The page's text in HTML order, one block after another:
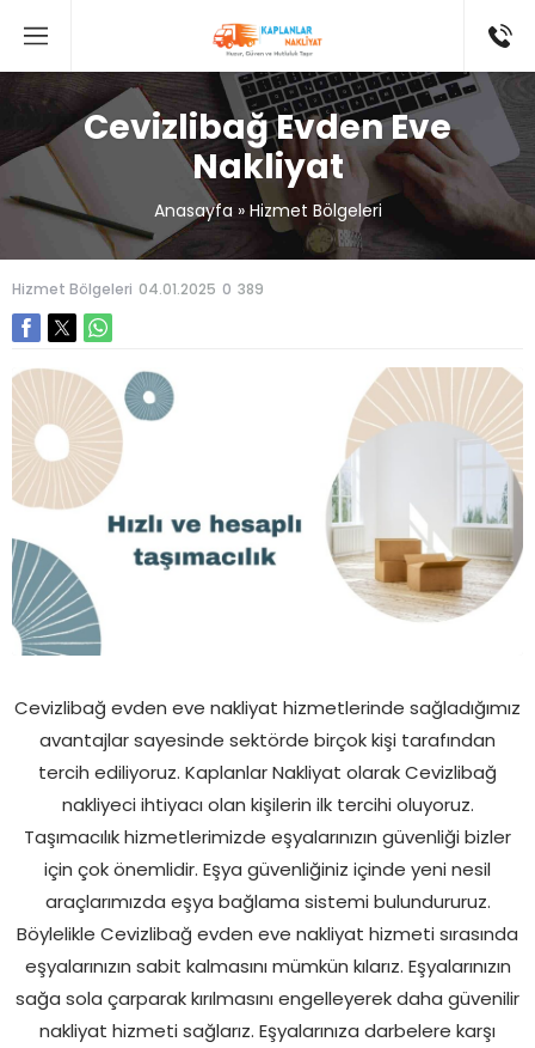
Cevizlibağ Evden Eve
Nakliyat
Anasayfa» Hizmet Bölgeleri
Hizmet Bölgeleri 04.01.2025 0 389
Cevizlibağ evden eve nakliyat hizmetlerinde sağladığımız
avantajlar sayesinde sektörde birçok kişi tarafından
tercih ediliyoruz. Kaplanlar Nakliyat olarak Cevizlibağ
nakliyeci ihtiyacı olan kişilerin ilk tercihi oluyoruz.
Taşımacılık hizmetlerimizde eşyalarınızın güvenliği bizler
için çok önemlidir. Eşya güvenliğiniz içinde yeni nesil
araçlarımızda eşya bağlama sistemi bulundururuz.
Böylelikle Cevizlibağ evden eve nakliyat hizmeti sırasında
eşyalarınızın sabit kalmasını mümkün kılarız. Eşyalarınızın
sağa sola çarparak kırılmasını engelleyerek daha güvenilir
nakliyat hizmeti sağlarız. Eşyalarınıza darbelere karşı